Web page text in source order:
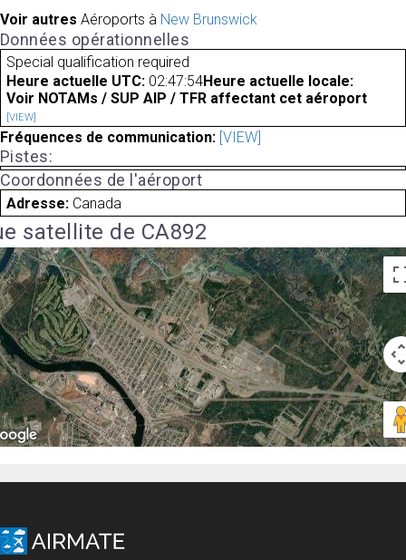
Voir autres Aéroports à New Brunswick
Données opérationnelles
Special qualification required
Heure actuelle UTC: 02:47:54Heure actuelle locale:
Voir NOTAMs / SUP AIP / TFR affectant cet aéroport
[VIEW]
Fréquences de communication: [VIEW]
Pistes:
Coordonnées de l'aéroport
Adresse: Canada
satellite de CA892